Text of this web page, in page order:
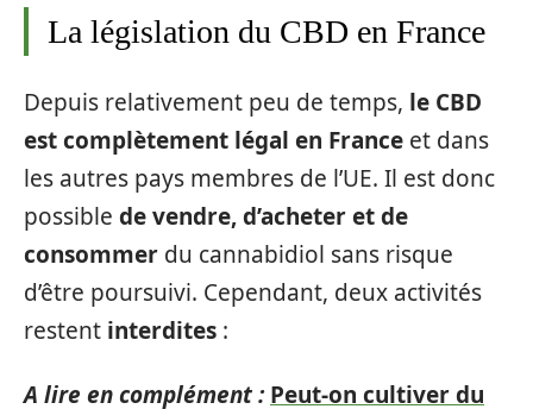
La législation du CBD en France
Depuis relativement peu de temps, le CBD
est complètement légal en France et dans
les autres pays membres de l’UE. Il est donc
possible de vendre, d’acheter et de
consommer du cannabidiol sans risque
d’être poursuivi. Cependant, deux activités
restent interdites :
A lire en complément : Peut-on cultiver du